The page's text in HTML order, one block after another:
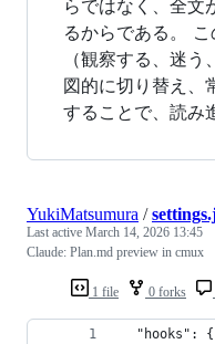
らではなく、全文
るからである。
（観察する、迷
図的に切り替え、
することで、読み
1 file 0 forks
YukiMatsumura /
Last active March 14, 2026 13:45
Claude: Plan.md preview in cmux
  "hooks": {